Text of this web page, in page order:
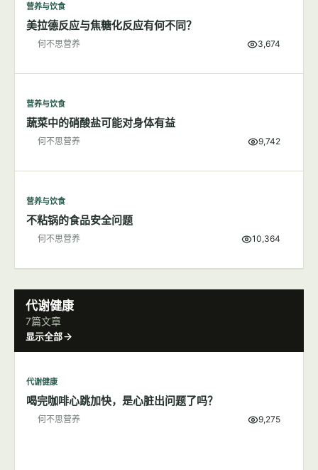
营养与饮食
美拉德反应与焦糖化反应有何不同？
何不思营养 3,674
营养与饮食
蔬菜中的硝酸盐可能对身体有益
何不思营养 9,742
营养与饮食
不粘锅的食品安全问题
何不思营养 10,364
代谢健康
7篇文章
显示全部
代谢健康
喝完咖啡心跳加快，是心脏出问题了吗？
何不思营养 9,275